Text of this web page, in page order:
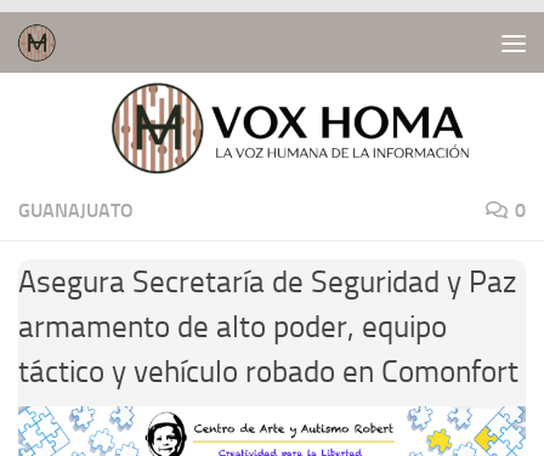
Saltar al contenido
GUANAJUATO 0
Asegura Secretaría de Seguridad y Paz
armamento de alto poder, equipo
táctico y vehículo robado en Comonfort